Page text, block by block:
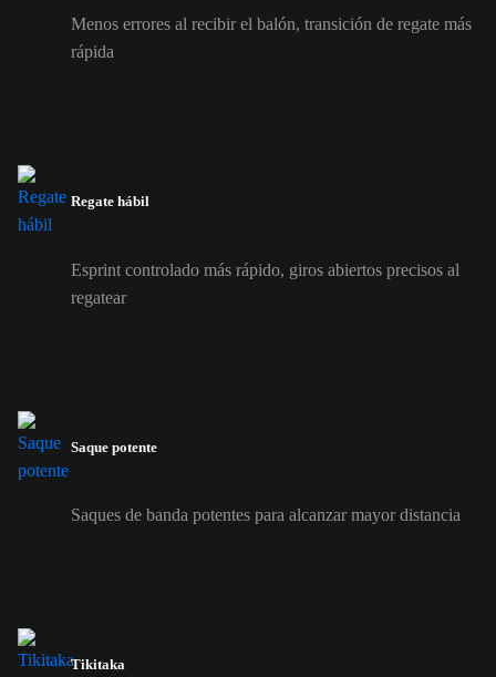
Menos errores al recibir el balón, transición de regate más
rápida
Regate hábil
Esprint controlado más rápido, giros abiertos precisos al
regatear
Saque potente
Saques de banda potentes para alcanzar mayor distancia
Tikitaka